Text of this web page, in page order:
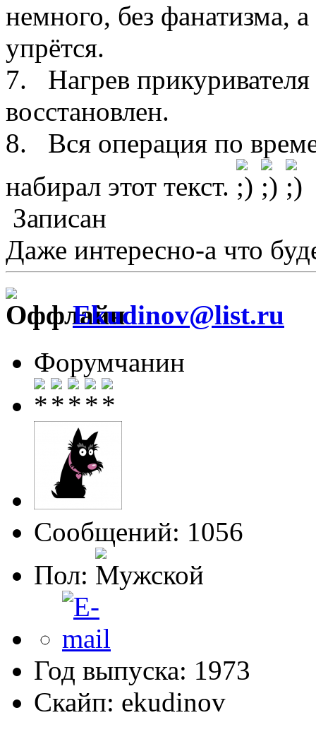
немного, без фанатизма,
упрётся.
7. Нагрев
восстановлен.
8. Вся операция по
набирал этот текст.
Записан
Даже интересно-а что
Ekudinov@list.ru
Форумчанин
Сообщений: 1056
Пол:
Год выпуска: 1973
Скайп: ekudinov